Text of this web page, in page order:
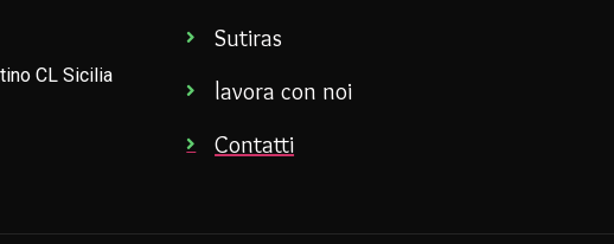
CL Sicilia
Sutiras
lavora con noi
Contatti